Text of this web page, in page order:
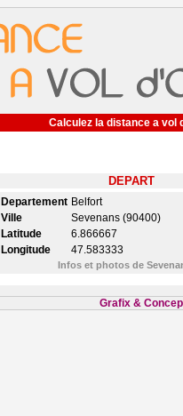
Calculez la distance a vol
DEPART
Departement Belfort
Ville
Sevenans (90400)
Latitude
6.866667
Longitude
47.583333
Infos et photos de
Grafix &